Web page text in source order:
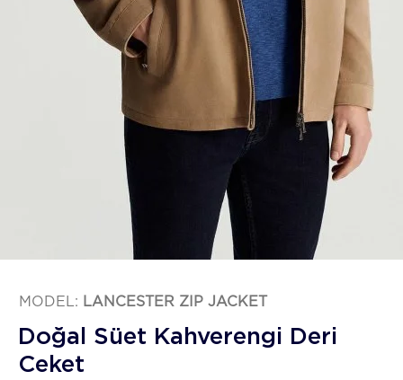
MODEL: LANCESTER ZIP JACKET
Doğal Süet Kahverengi Deri
Ceket